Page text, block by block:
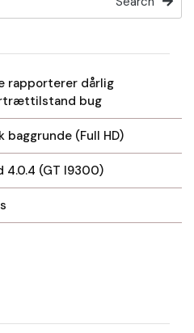
rapporterer dårlig
bug
baggrunde (Full HD)
4.0.4 (GT I9300)